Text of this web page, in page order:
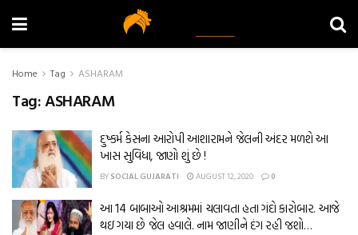
Home Tag ASHARAM
Tag:ASHARAM
દુષ્કર્મ કેસના આરોપી આશારામને જેલની અંદર મળશે આ
ખાસ સુવિધા, જાણો શું છે !
BY SOCIAL GUJARATI AUGUST 12, 2020 0
આ 14 બાબાઓ આશ્રમમાં ચલાવતા હતા ગંદો કારોબાર. આજે
થઇ ગયા છે જેલ હવાલે. નામ જાણીને દંગ રહી જશો…